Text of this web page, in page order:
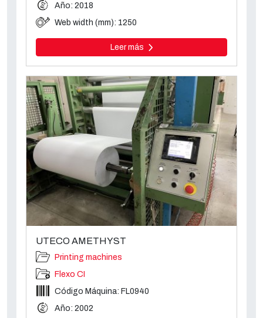
Año: 2018
Web width (mm): 1250
Leer más
UTECO AMETHYST
Printing machines
Flexo CI
Código Máquina: FL0940
Año: 2002